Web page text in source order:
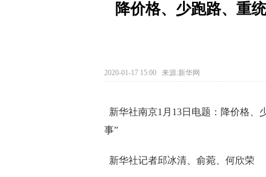
降价格、少跑路、重
2020-01-17 15:00 来源:新华网
新华社南京1月13日电题：降价格
事”
新华社记者邱冰清、俞菀、何欣荣